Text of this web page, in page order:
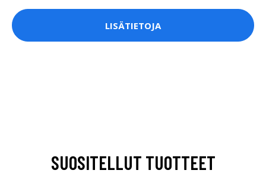
LISÄTIETOJA
SUOSITELLUT TUOTTEET